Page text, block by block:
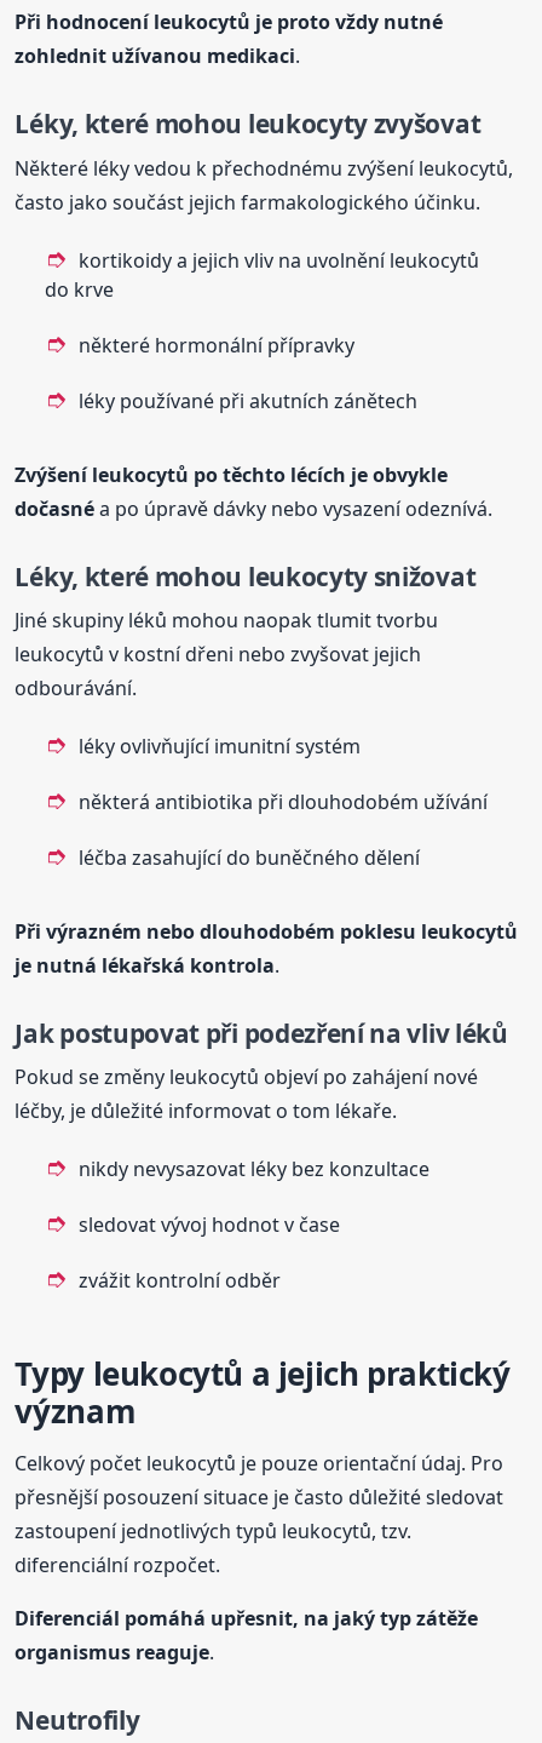
Při hodnocení leukocytů je proto vždy nutné
zohlednit užívanou medikaci.
Léky, které mohou leukocyty zvyšovat
Některé léky vedou k přechodnému zvýšení leukocytů,
často jako součást jejich farmakologického účinku.
kortikoidy a jejich vliv na uvolnění leukocytů
do krve
některé hormonální přípravky
léky používané při akutních zánětech
Zvýšení leukocytů po těchto lécích je obvykle
dočasnéa po úpravě dávky nebo vysazení odeznívá.
Léky, které mohou leukocyty snižovat
Jiné skupiny léků mohou naopak tlumit tvorbu
leukocytů v kostní dřeni nebo zvyšovat jejich
odbourávání.
léky ovlivňující imunitní systém
některá antibiotika při dlouhodobém užívání
léčba zasahující do buněčného dělení
Při výrazném nebo dlouhodobém poklesu leukocytů
je nutná lékařská kontrola.
Jak postupovat při podezření na vliv léků
Pokud se změny leukocytů objeví po zahájení nové
léčby, je důležité informovat o tom lékaře.
nikdy nevysazovat léky bez konzultace
sledovat vývoj hodnot v čase
zvážit kontrolní odběr
Typy leukocytů a jejich praktický
význam
Celkový počet leukocytů je pouze orientační údaj. Pro
přesnější posouzení situace je často důležité sledovat
zastoupení jednotlivých typů leukocytů, tzv.
diferenciální rozpočet.
Diferenciál pomáhá upřesnit, na jaký typ zátěže
organismus reaguje.
Neutrofily